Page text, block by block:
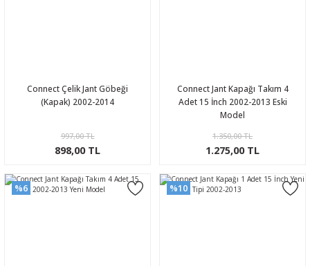
Connect Çelik Jant Göbeği
(Kapak) 2002-2014
997,00 TL
898,00 TL
Connect Jant Kapağı Takım 4
Adet 15 İnch 2002-2013 Eski
Model
1.350,00 TL
1.275,00 TL
%6 %10